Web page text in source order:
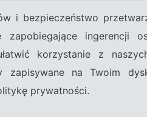
i bezpieczeństwo
zapobiegające ingerencji
korzystanie z
na Twoim
prywatności.